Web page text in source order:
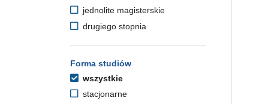
jednolite magisterskie
drugiego stopnia
Forma studiów
wszystkie
stacjonarne